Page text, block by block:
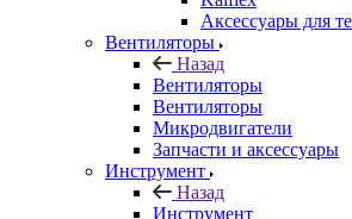
Аксессуары для
Вентиляторы
Назад
Вентиляторы
Вентиляторы
Микродвигатели
Запчасти и аксессуары
Инструмент
Назад
Инструмент